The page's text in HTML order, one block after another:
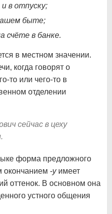
в отпуску;
быте;
счёте в банке.
в местном значении.
когда говорят о
то или чего-то в
отделении
сейчас в цеху
форма предложного
окончанием -уимеет
оттенок. В основном она
устного общения